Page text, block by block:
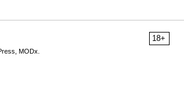
18+
MODx.